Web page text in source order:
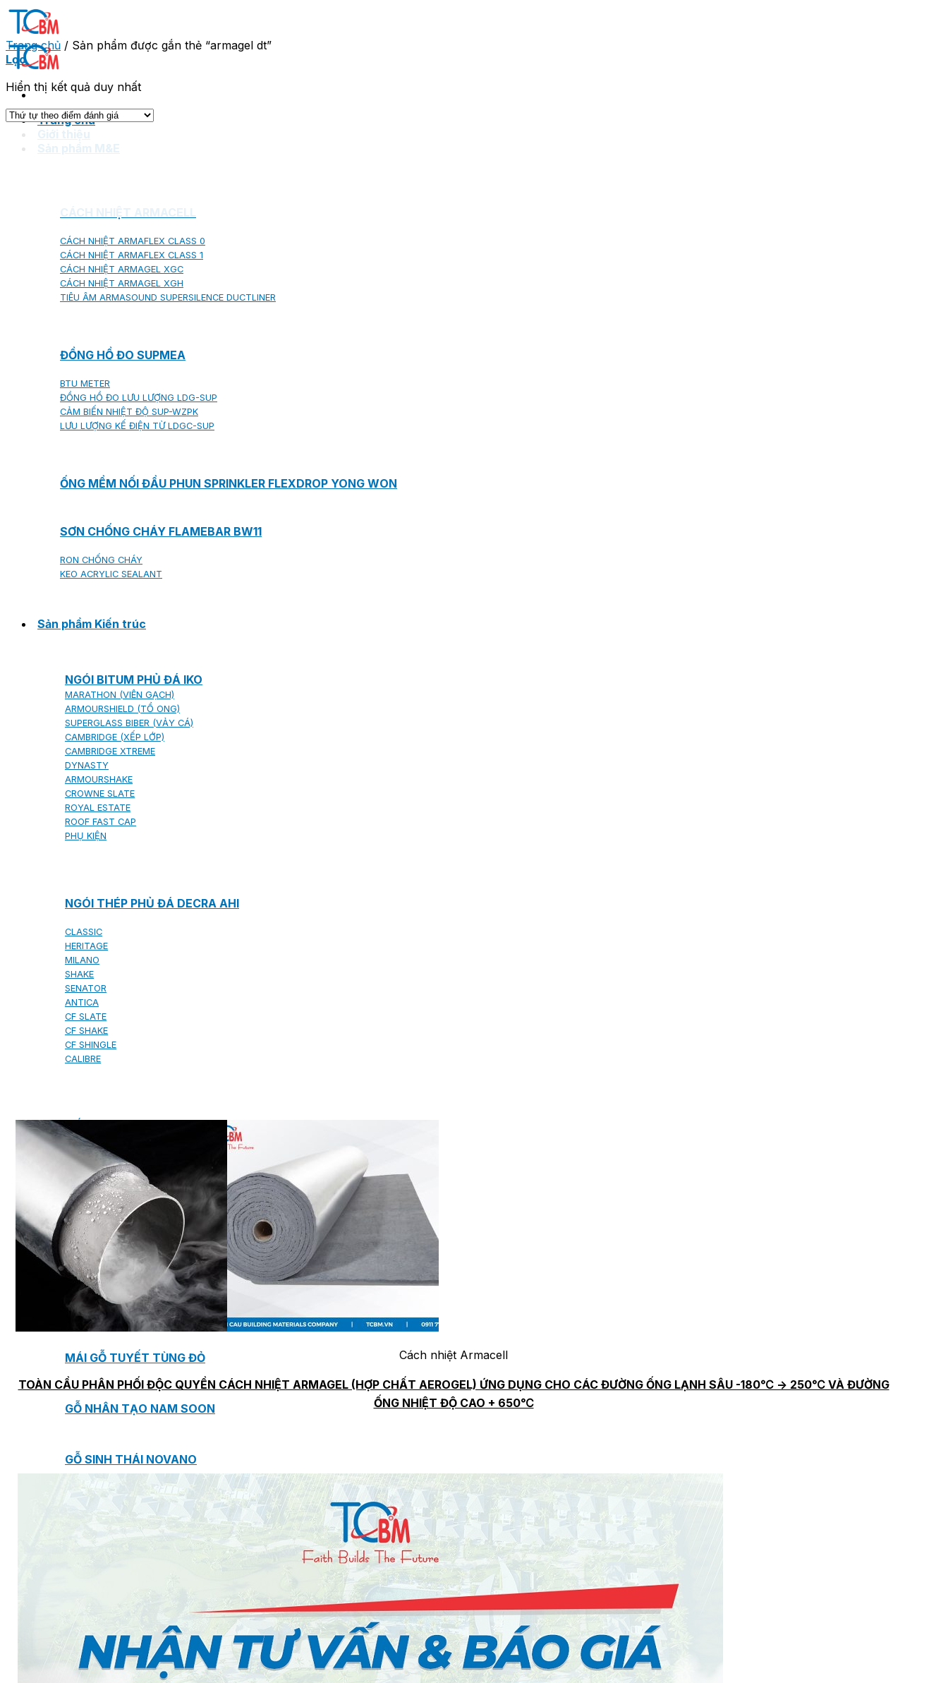
Skip
content
Trang chủ
Giới thiệu
Sản phẩm M&E
CÁCH NHIỆT ARMACELL
CÁCH NHIỆT ARMAFLEX CLASS 0
CÁCH NHIỆT ARMAFLEX CLASS 1
CÁCH NHIỆT ARMAGEL XGC
CÁCH NHIỆT ARMAGEL XGH
TIÊU ÂM ARMASOUND SUPERSILENCE DUCTLINER
ĐỒNG HỒ ĐO SUPMEA
BTU METER
ĐỒNG HỒ ĐO LƯU LƯỢNG LDG-SUP
CẢM BIẾN NHIỆT ĐỘ SUP-WZPK
LƯU LƯỢNG KẾ ĐIỆN TỪ LDGC-SUP
ỐNG MỀM NỐI ĐẦU PHUN SPRINKLER FLEXDROP YONG WON
SƠN CHỐNG CHÁY FLAMEBAR BW11
RON CHỐNG CHÁY
KEO ACRYLIC SEALANT
Sản phẩm Kiến trúc
NGÓI BITUM PHỦ ĐÁ IKO
MARATHON (VIÊN GẠCH)
ARMOURSHIELD (TỔ ONG)
SUPERGLASS BIBER (VẢY CÁ)
CAMBRIDGE (XẾP LỚP)
CAMBRIDGE XTREME
DYNASTY
ARMOURSHAKE
CROWNE SLATE
ROYAL ESTATE
ROOF FAST CAP
PHỤ KIỆN
NGÓI THÉP PHỦ ĐÁ DECRA AHI
CLASSIC
HERITAGE
MILANO
SHAKE
SENATOR
ANTICA
CF SLATE
CF SHAKE
CF SHINGLE
CALIBRE
TẤM LỢP KIM LOẠI
PREMIUM - COPPER PRESTIGE ULTIMETAL HD
PREMIUM - COPPER PRESTIGE COMPACT PLUS
PREMIUM - COPPER PRESTIGE ELITE
PREMIUM - COPPER PRESTIGE TRADITIONAL
TẤM ỐP VOX
TẤM ỐP TRẦN INFRATOP
TẤM ỐP TƯỜNG MAX-3
TẤM ỐP ĐA NĂNG FRONTO
MÁI GỖ TUYẾT TÙNG ĐỎ
GỖ NHÂN TẠO NAM SOON
GỖ SINH THÁI NOVANO
VÁN OSB (VÁN DĂM ĐỊNH HƯỚNG)
MÁI LÁ NHÂN TẠO CENTRO THATCH
MASTER COPPO (KIỂU DÁNG NGÓI ĐỊA TRUNG HẢI)
Trang chủ / Sản phẩm được gắn thẻ “armagel dt”
Lọc
Hiển thị kết quả duy nhất
Cách nhiệt Armacell
TOÀN CẦU PHÂN PHỐI ĐỘC QUYỀN CÁCH NHIỆT ARMAGEL (HỢP CHẤT AEROGEL) ỨNG DỤNG CHO CÁC ĐƯỜNG ỐNG LẠNH SÂU -180℃ -> 250℃ VÀ ĐƯỜNG
ỐNG NHIỆT ĐỘ CAO + 650℃